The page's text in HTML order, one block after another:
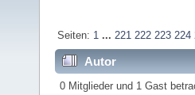
Seiten: 1 ... 221 222 223 224
Autor
0 Mitglieder und 1 Gast